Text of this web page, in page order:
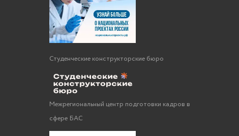
Студенческие конструкторские бюро
Межрегиональный центр подготовки кадров в
сфере БАС